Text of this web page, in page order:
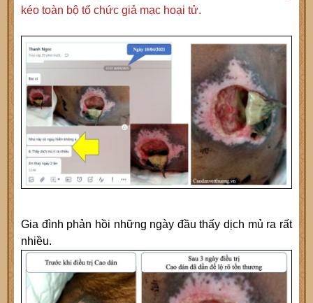
kéo toàn bộ tổ chức giả mạc hoại tử.
Gia đình phản hồi những ngày đầu thấy dịch mủ ra rất
nhiều.